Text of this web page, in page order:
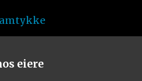
eiere